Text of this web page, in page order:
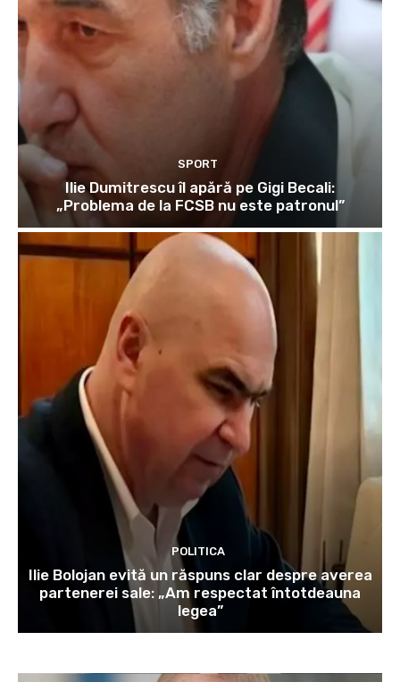
SPORT
Ilie Dumitrescu îl apără pe Gigi Becali:
„Problema de la FCSB nu este patronul”
POLITICA
Ilie Bolojan evită un răspuns clar despre averea
partenerei sale: „Am respectat întotdeauna
legea”